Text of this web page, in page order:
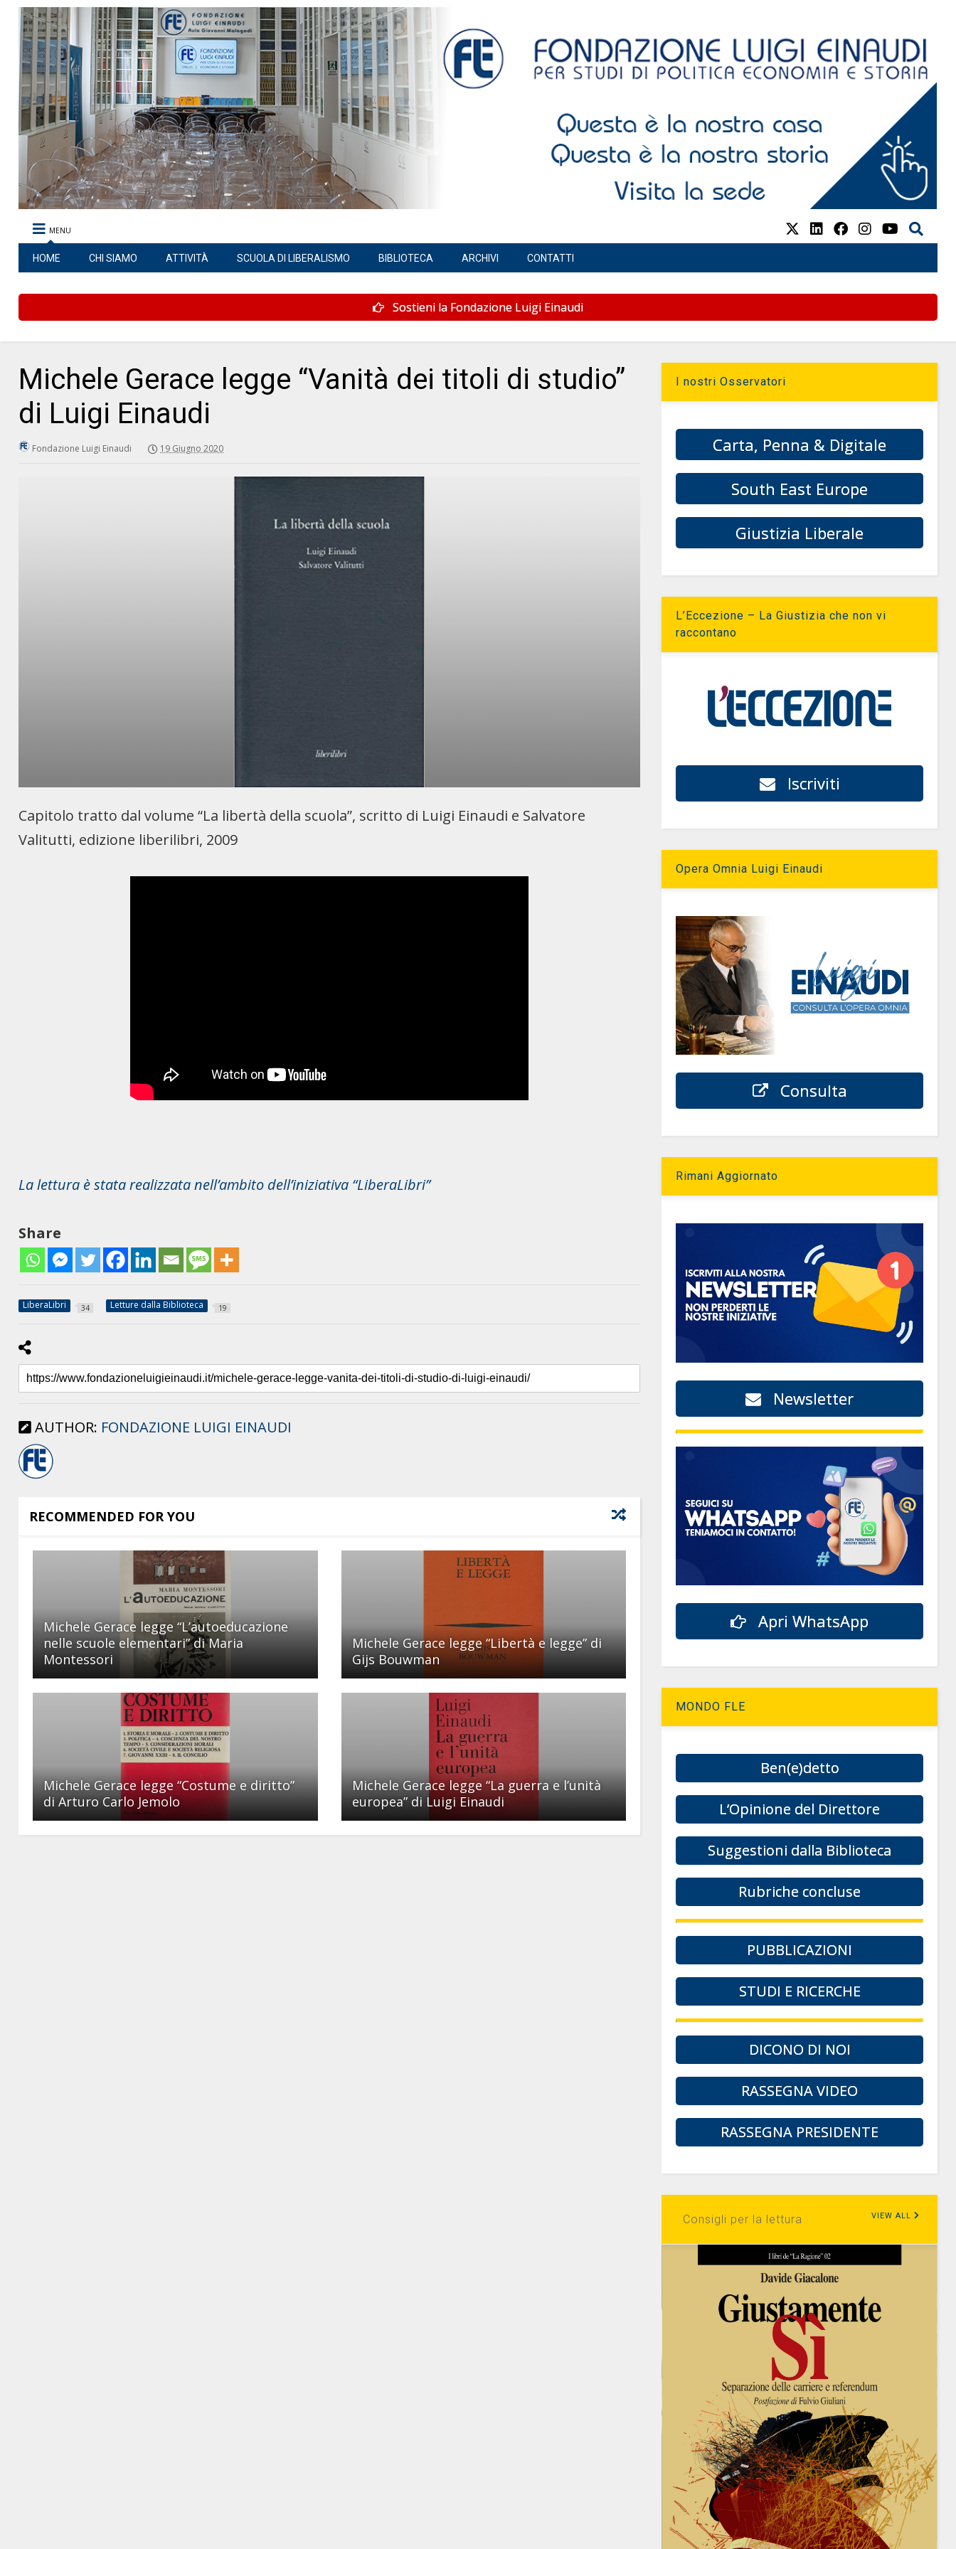
MENU
HOME CHI SIAMO ATTIVITÀ SCUOLA DI LIBERALISMO BIBLIOTECA ARCHIVI CONTATTI
Sostieni la Fondazione Luigi Einaudi
Michele Gerace legge “Vanità dei titoli di studio”
di Luigi Einaudi
Fondazione Luigi Einaudi 19 Giugno 2020
Capitolo tratto dal volume “La libertà della scuola”, scritto di Luigi Einaudi e Salvatore
Valitutti, edizione liberilibri, 2009
La lettura è stata realizzata nell’ambito dell’iniziativa “LiberaLibri”
Share
LiberaLibri 34 Letture dalla Biblioteca 19
AUTHOR: FONDAZIONE LUIGI EINAUDI
RECOMMENDED FOR YOU
Michele Gerace legge “L’autoeducazione
nelle scuole elementari” di Maria
Montessori
Michele Gerace legge “Libertà e legge” di
Gijs Bouwman
Michele Gerace legge “Costume e diritto”
di Arturo Carlo Jemolo
Michele Gerace legge “La guerra e l’unità
europea” di Luigi Einaudi
I nostri Osservatori
Carta, Penna & Digitale
South East Europe
Giustizia Liberale
L’Eccezione – La Giustizia che non vi
raccontano
Iscriviti
Opera Omnia Luigi Einaudi
Consulta
Rimani Aggiornato
Newsletter
Apri WhatsApp
MONDO FLE
Ben(e)detto
L’Opinione del Direttore
Suggestioni dalla Biblioteca
Rubriche concluse
PUBBLICAZIONI
STUDI E RICERCHE
DICONO DI NOI
RASSEGNA VIDEO
RASSEGNA PRESIDENTE
Consigli per la lettura VIEW ALL